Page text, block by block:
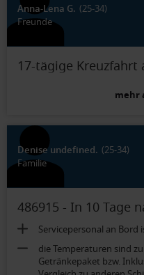
Anna-Lena G. (25-34)
Freunde
17-tägige Kreuzfahrt
mehr
Denise undefined. (25-34)
Familie
486915 - In 10 Tage
Servicepersonal an
die Temperaturen sind
Getränkepaket bzw.